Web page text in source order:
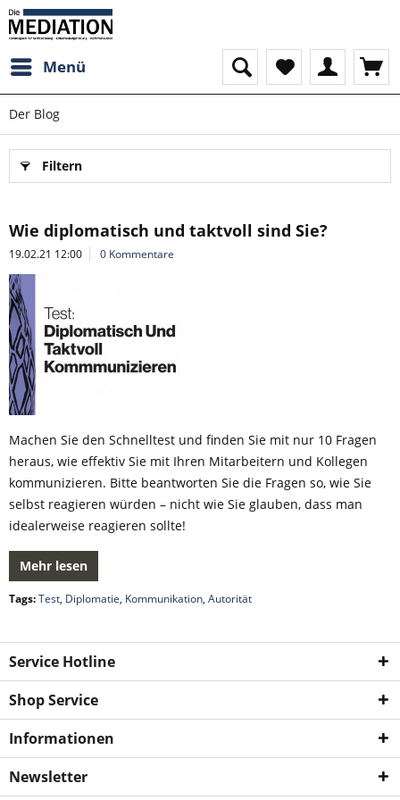
Menü
Der Blog
Filtern
Wie diplomatisch und taktvoll sind Sie?
19.02.21 12:00 0 Kommentare
Machen Sie den Schnelltest und finden Sie mit nur 10 Fragen
heraus, wie effektiv Sie mit Ihren Mitarbeitern und Kollegen
kommunizieren. Bitte beantworten Sie die Fragen so, wie Sie
selbst reagieren würden – nicht wie Sie glauben, dass man
idealerweise reagieren sollte!
Mehr lesen
Tags:Test, Diplomatie, Kommunikation, Autorität
Service Hotline
Shop Service
Informationen
Newsletter